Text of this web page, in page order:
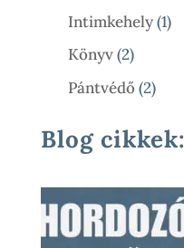
Intimkehely 11
Könyv 22
Termék
Pántvédő 22
Blog cikkek: